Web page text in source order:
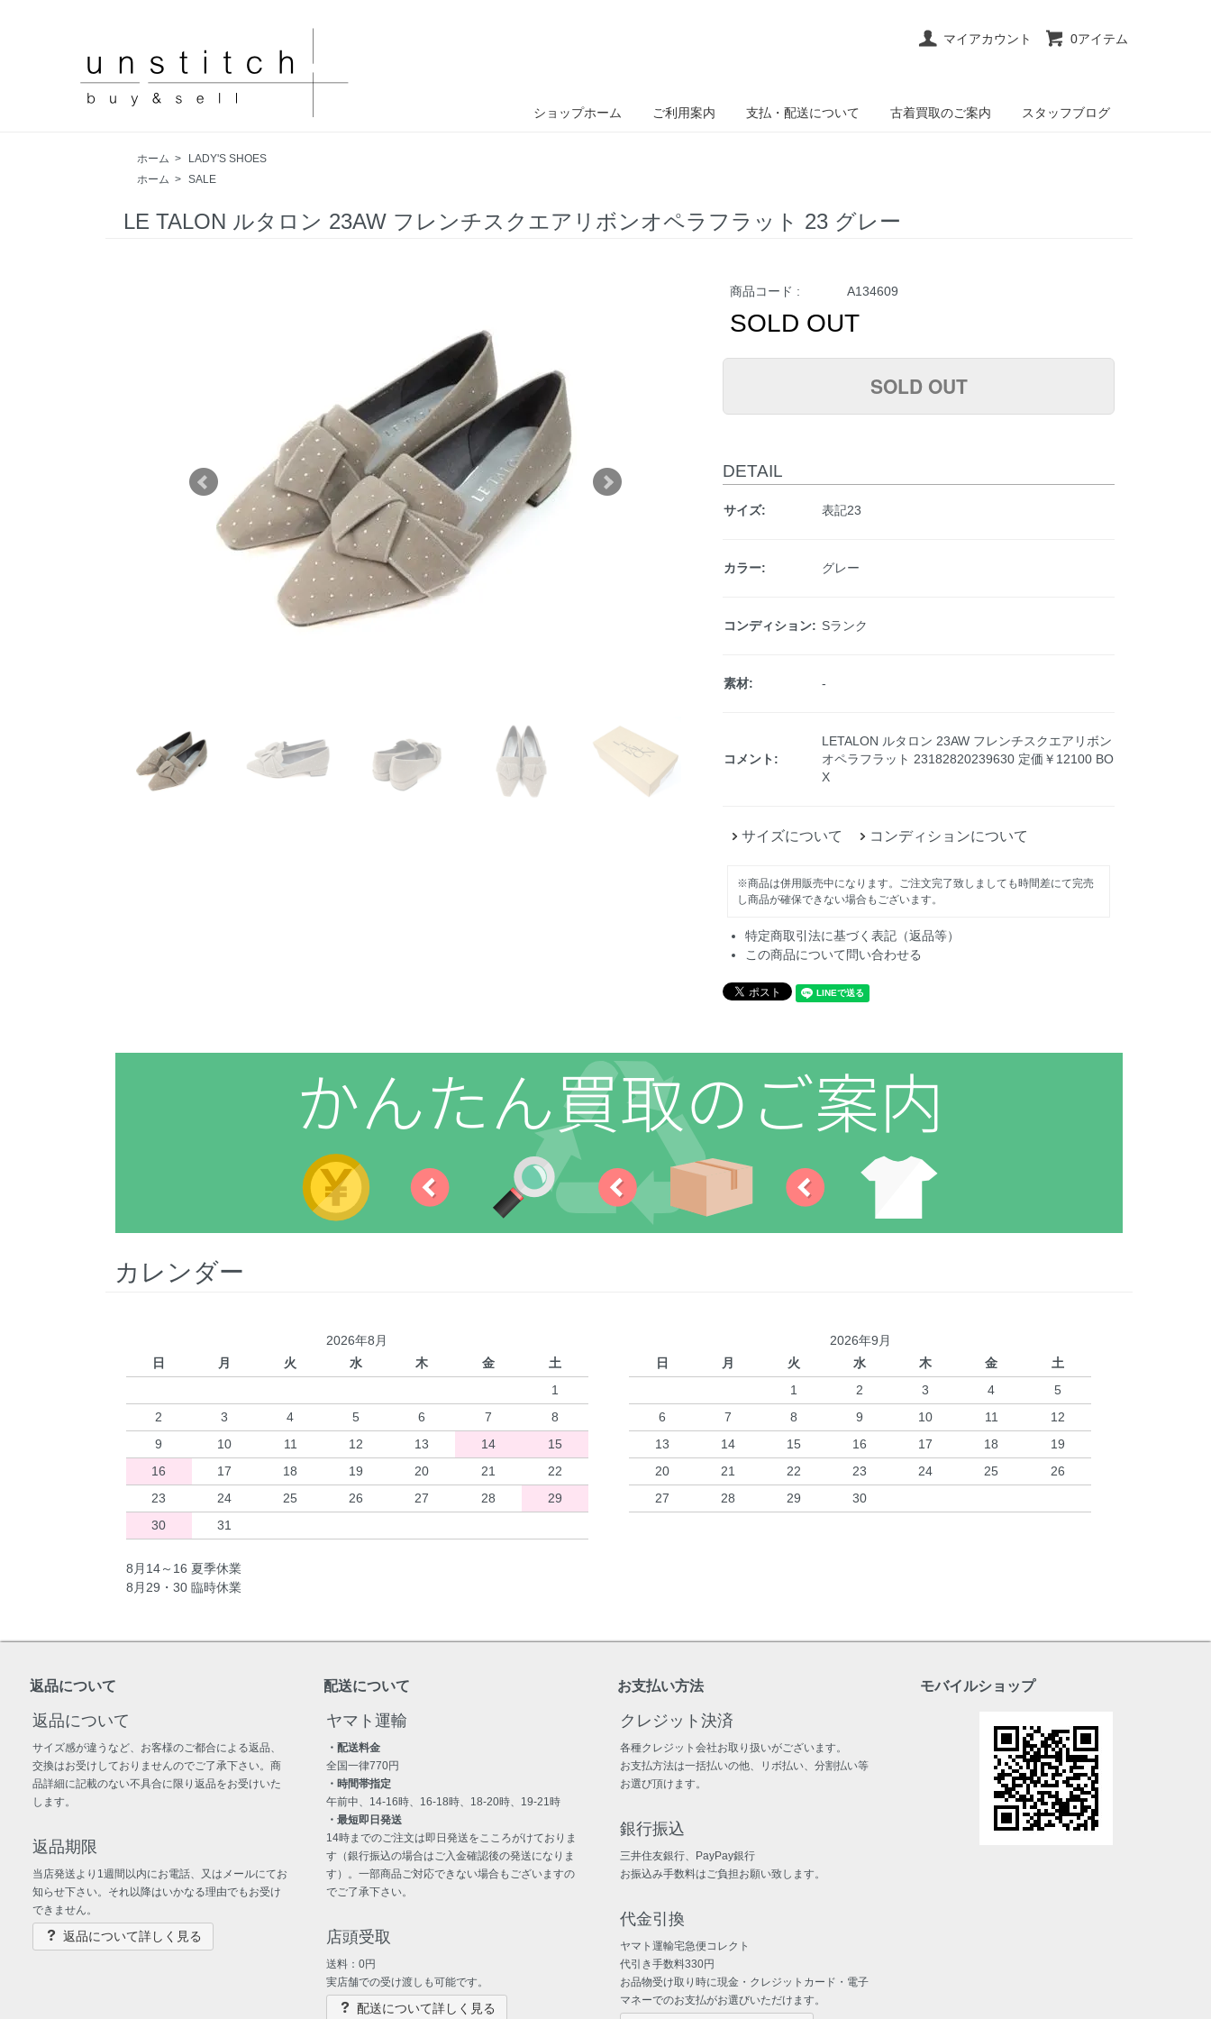
マイアカウント 0アイテム
ショップホーム ご利用案内 支払・配送について 古着買取のご案内 スタッフブログ
ホーム >
LADY'S SHOES
ホーム > SALE
LE TALON ルタロン 23AW フレンチスクエアリボンオペラフラット 23 グレー
商品コード : A134609
SOLD OUT
SOLD OUT
DETAIL
サイズ: 表記23
カラー: グレー
コンディション: Sランク
素材: -
コメント:
LETALON ルタロン 23AW フレンチスクエアリボン
オペラフラット 23182820239630 定価￥12100 BO
X
サイズについて コンディションについて
※商品は併用販売中になります。ご注文完了致しましても時間差にて完売
し商品が確保できない場合もございます。
特定商取引法に基づく表記（返品等）
この商品について問い合わせる
カレンダー
2026年8月
日
月 火 水 木 金
土
1
2
3 4 5 6 7
8
9
10 11 12 13 14
15
16
17 18 19 20 21
22
23
24 25 26 27 28
29
30
31
2026年9月
日
月 火 水 木 金
土
1
2 3 4
5
6
7 8 9 10 11
12
13
14 15 16 17 18
19
20
21 22 23 24 25
26
27
28 29 30
8月14～16 夏季休業
8月29・30 臨時休業
返品について
返品について
サイズ感が違うなど、お客様のご都合による返品、
交換はお受けしておりませんのでご了承下さい。商
品詳細に記載のない不具合に限り返品をお受けいた
します。
返品期限
当店発送より1週間以内にお電話、又はメールにてお
知らせ下さい。それ以降はいかなる理由でもお受け
できません。
返品について詳しく見る
配送について
ヤマト運輸
・配送料金
全国一律770円
・時間帯指定
午前中、14-16時、16-18時、18-20時、19-21時
・最短即日発送
14時までのご注文は即日発送をこころがけておりま
す（銀行振込の場合はご入金確認後の発送になりま
す）。一部商品ご対応できない場合もございますの
でご了承下さい。
店頭受取
送料：0円
実店舗での受け渡しも可能です。
配送について詳しく見る
お支払い方法
クレジット決済
各種クレジット会社お取り扱いがございます。
お支払方法は一括払いの他、リボ払い、分割払い等
お選び頂けます。
銀行振込
三井住友銀行、PayPay銀行
お振込み手数料はご負担お願い致します。
代金引換
ヤマト運輸宅急便コレクト
代引き手数料330円
お品物受け取り時に現金・クレジットカード・電子
マネーでのお支払がお選びいただけます。
モバイルショップ